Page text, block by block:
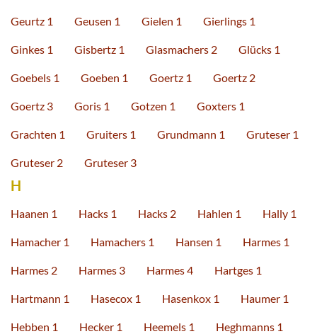
Geurtz 1 Geusen 1 Gielen 1 Gierlings 1
Ginkes 1 Gisbertz 1 Glasmachers 2 Glücks 1
Goebels 1 Goeben 1 Goertz 1 Goertz 2
Goertz 3 Goris 1 Gotzen 1 Goxters 1
Grachten 1 Gruiters 1 Grundmann 1 Gruteser 1
Gruteser 2 Gruteser 3
H
Haanen 1 Hacks 1 Hacks 2 Hahlen 1 Hally 1
Hamacher 1 Hamachers 1 Hansen 1 Harmes 1
Harmes 2 Harmes 3 Harmes 4 Hartges 1
Hartmann 1 Hasecox 1 Hasenkox 1 Haumer 1
Hebben 1 Hecker 1 Heemels 1 Heghmanns 1